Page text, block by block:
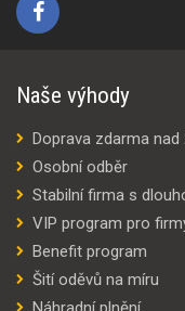
Naše výhody
Doprava zdarma nad
Osobní odběr
Stabilní firma s
VIP program pro
Benefit program
Šití oděvů na míru